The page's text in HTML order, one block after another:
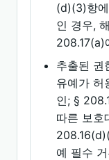
(d)(3)항
인 경우,
208.17(a)
추출된 권
유예가 허
인; §
따른 보호
예 필수